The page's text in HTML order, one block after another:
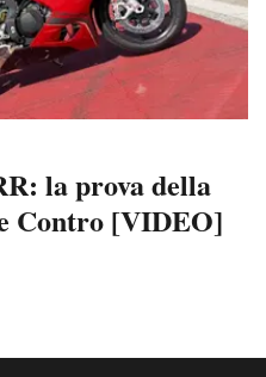
la prova della
Contro [VIDEO]